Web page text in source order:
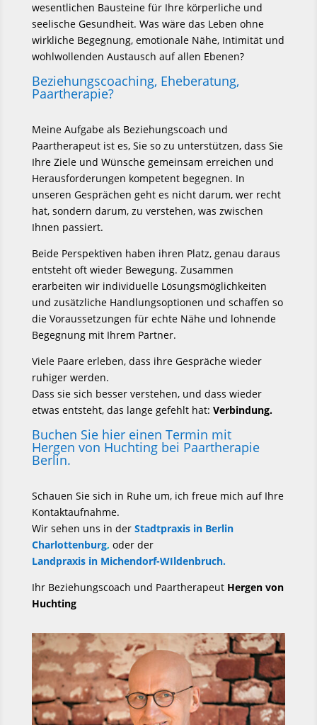
wesentlichen Bausteine für Ihre körperliche und
seelische Gesundheit. Was wäre das Leben ohne
wirkliche Begegnung, emotionale Nähe, Intimität und
wohlwollenden Austausch auf allen Ebenen?
Beziehungscoaching, Eheberatung,
Paartherapie?
Meine Aufgabe als Beziehungscoach und
Paartherapeut ist es, Sie so zu unterstützen, dass Sie
Ihre Ziele und Wünsche gemeinsam erreichen und
Herausforderungen kompetent begegnen. In
unseren Gesprächen geht es nicht darum, wer recht
hat, sondern darum, zu verstehen, was zwischen
Ihnen passiert.
Beide Perspektiven haben ihren Platz, genau daraus
entsteht oft wieder Bewegung. Zusammen
erarbeiten wir individuelle Lösungsmöglichkeiten
und zusätzliche Handlungsoptionen und schaffen so
die Voraussetzungen für echte Nähe und lohnende
Begegnung mit Ihrem Partner.
Viele Paare erleben, dass ihre Gespräche wieder
ruhiger werden.
Dass sie sich besser verstehen, und dass wieder
etwas entsteht, das lange gefehlt hat: Verbindung.
Buchen Sie hier einen Termin mit
Hergen von Huchting bei Paartherapie
Berlin.
Schauen Sie sich in Ruhe um, ich freue mich auf Ihre
Kontaktaufnahme.
Wir sehen uns in der Stadtpraxis in Berlin
Charlottenburg, oder der
Landpraxis in Michendorf-WIldenbruch.
Ihr Beziehungscoach und Paartherapeut Hergen von
Huchting